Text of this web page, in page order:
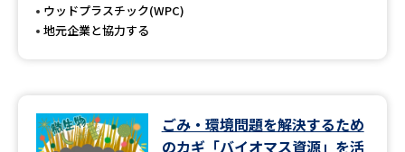
ウッドプラスチック(WPC)
地元企業と協力する
ごみ・環境問題を解決するため
のカギ「バイオマス資源」を活